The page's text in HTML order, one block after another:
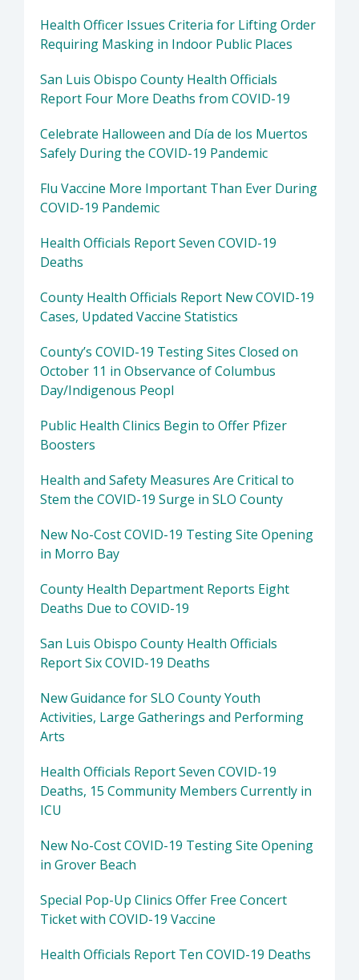
Health Officer Issues Criteria for Lifting Order
Requiring Masking in Indoor Public Places
San Luis Obispo County Health Officials
Report Four More Deaths from COVID-19
Celebrate Halloween and Día de los Muertos
Safely During the COVID-19 Pandemic
Flu Vaccine More Important Than Ever During
COVID-19 Pandemic
Health Officials Report Seven COVID-19
Deaths
County Health Officials Report New COVID-19
Cases, Updated Vaccine Statistics
County’s COVID-19 Testing Sites Closed on
October 11 in Observance of Columbus
Day/Indigenous Peopl
Public Health Clinics Begin to Offer Pfizer
Boosters
Health and Safety Measures Are Critical to
Stem the COVID-19 Surge in SLO County
New No-Cost COVID-19 Testing Site Opening
in Morro Bay
County Health Department Reports Eight
Deaths Due to COVID-19
San Luis Obispo County Health Officials
Report Six COVID-19 Deaths
New Guidance for SLO County Youth
Activities, Large Gatherings and Performing
Arts
Health Officials Report Seven COVID-19
Deaths, 15 Community Members Currently in
ICU
New No-Cost COVID-19 Testing Site Opening
in Grover Beach
Special Pop-Up Clinics Offer Free Concert
Ticket with COVID-19 Vaccine
Health Officials Report Ten COVID-19 Deaths